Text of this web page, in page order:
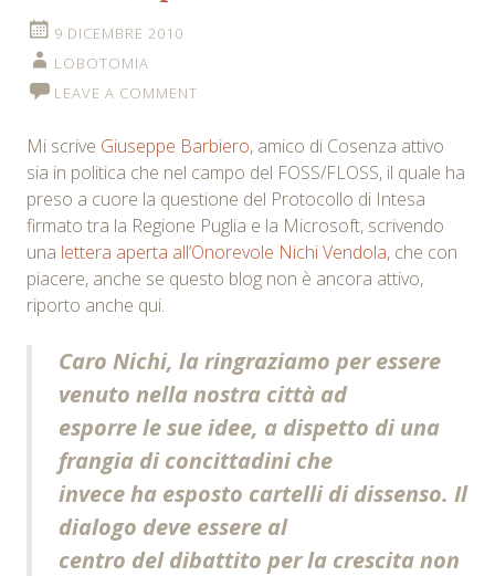
9 DICEMBRE 2010
LOBOTOMIA
LEAVE A COMMENT
Mi scrive Giuseppe Barbiero, amico di Cosenza attivo
sia in politica che nel campo del FOSS/FLOSS, il quale ha
preso a cuore la questione del Protocollo di Intesa
firmato tra la Regione Puglia e la Microsoft, scrivendo
una lettera aperta all’Onorevole Nichi Vendola, che con
piacere, anche se questo blog non è ancora attivo,
riporto anche qui.
Caro Nichi, la ringraziamo per essere
venuto nella nostra città ad
esporre le sue idee, a dispetto di una
frangia di concittadini che
invece ha esposto cartelli di dissenso. Il
dialogo deve essere al
centro del dibattito per la crescita non